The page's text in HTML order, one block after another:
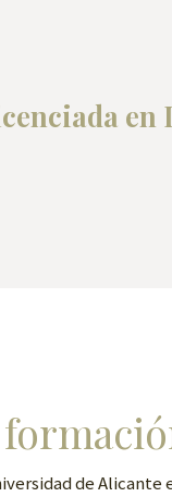
en
de Alicante